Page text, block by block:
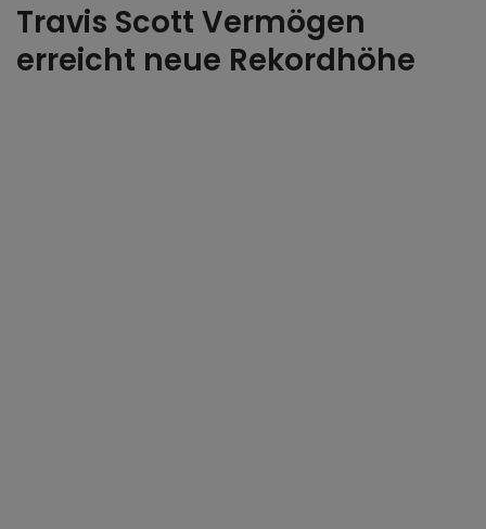
Travis Scott Vermögen
erreicht neue Rekordhöhe